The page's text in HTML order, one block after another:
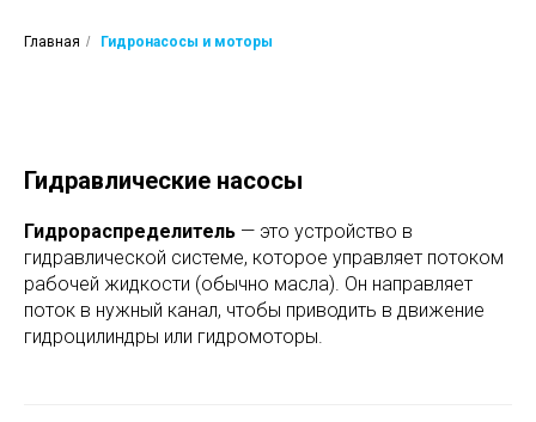
Главная / Гидронасосы и моторы
Гидравлические насосы
Гидрораспределитель — это устройство в
гидравлической системе, которое управляет потоком
рабочей жидкости (обычно масла). Он направляет
поток в нужный канал, чтобы приводить в движение
гидроцилиндры или гидромоторы.